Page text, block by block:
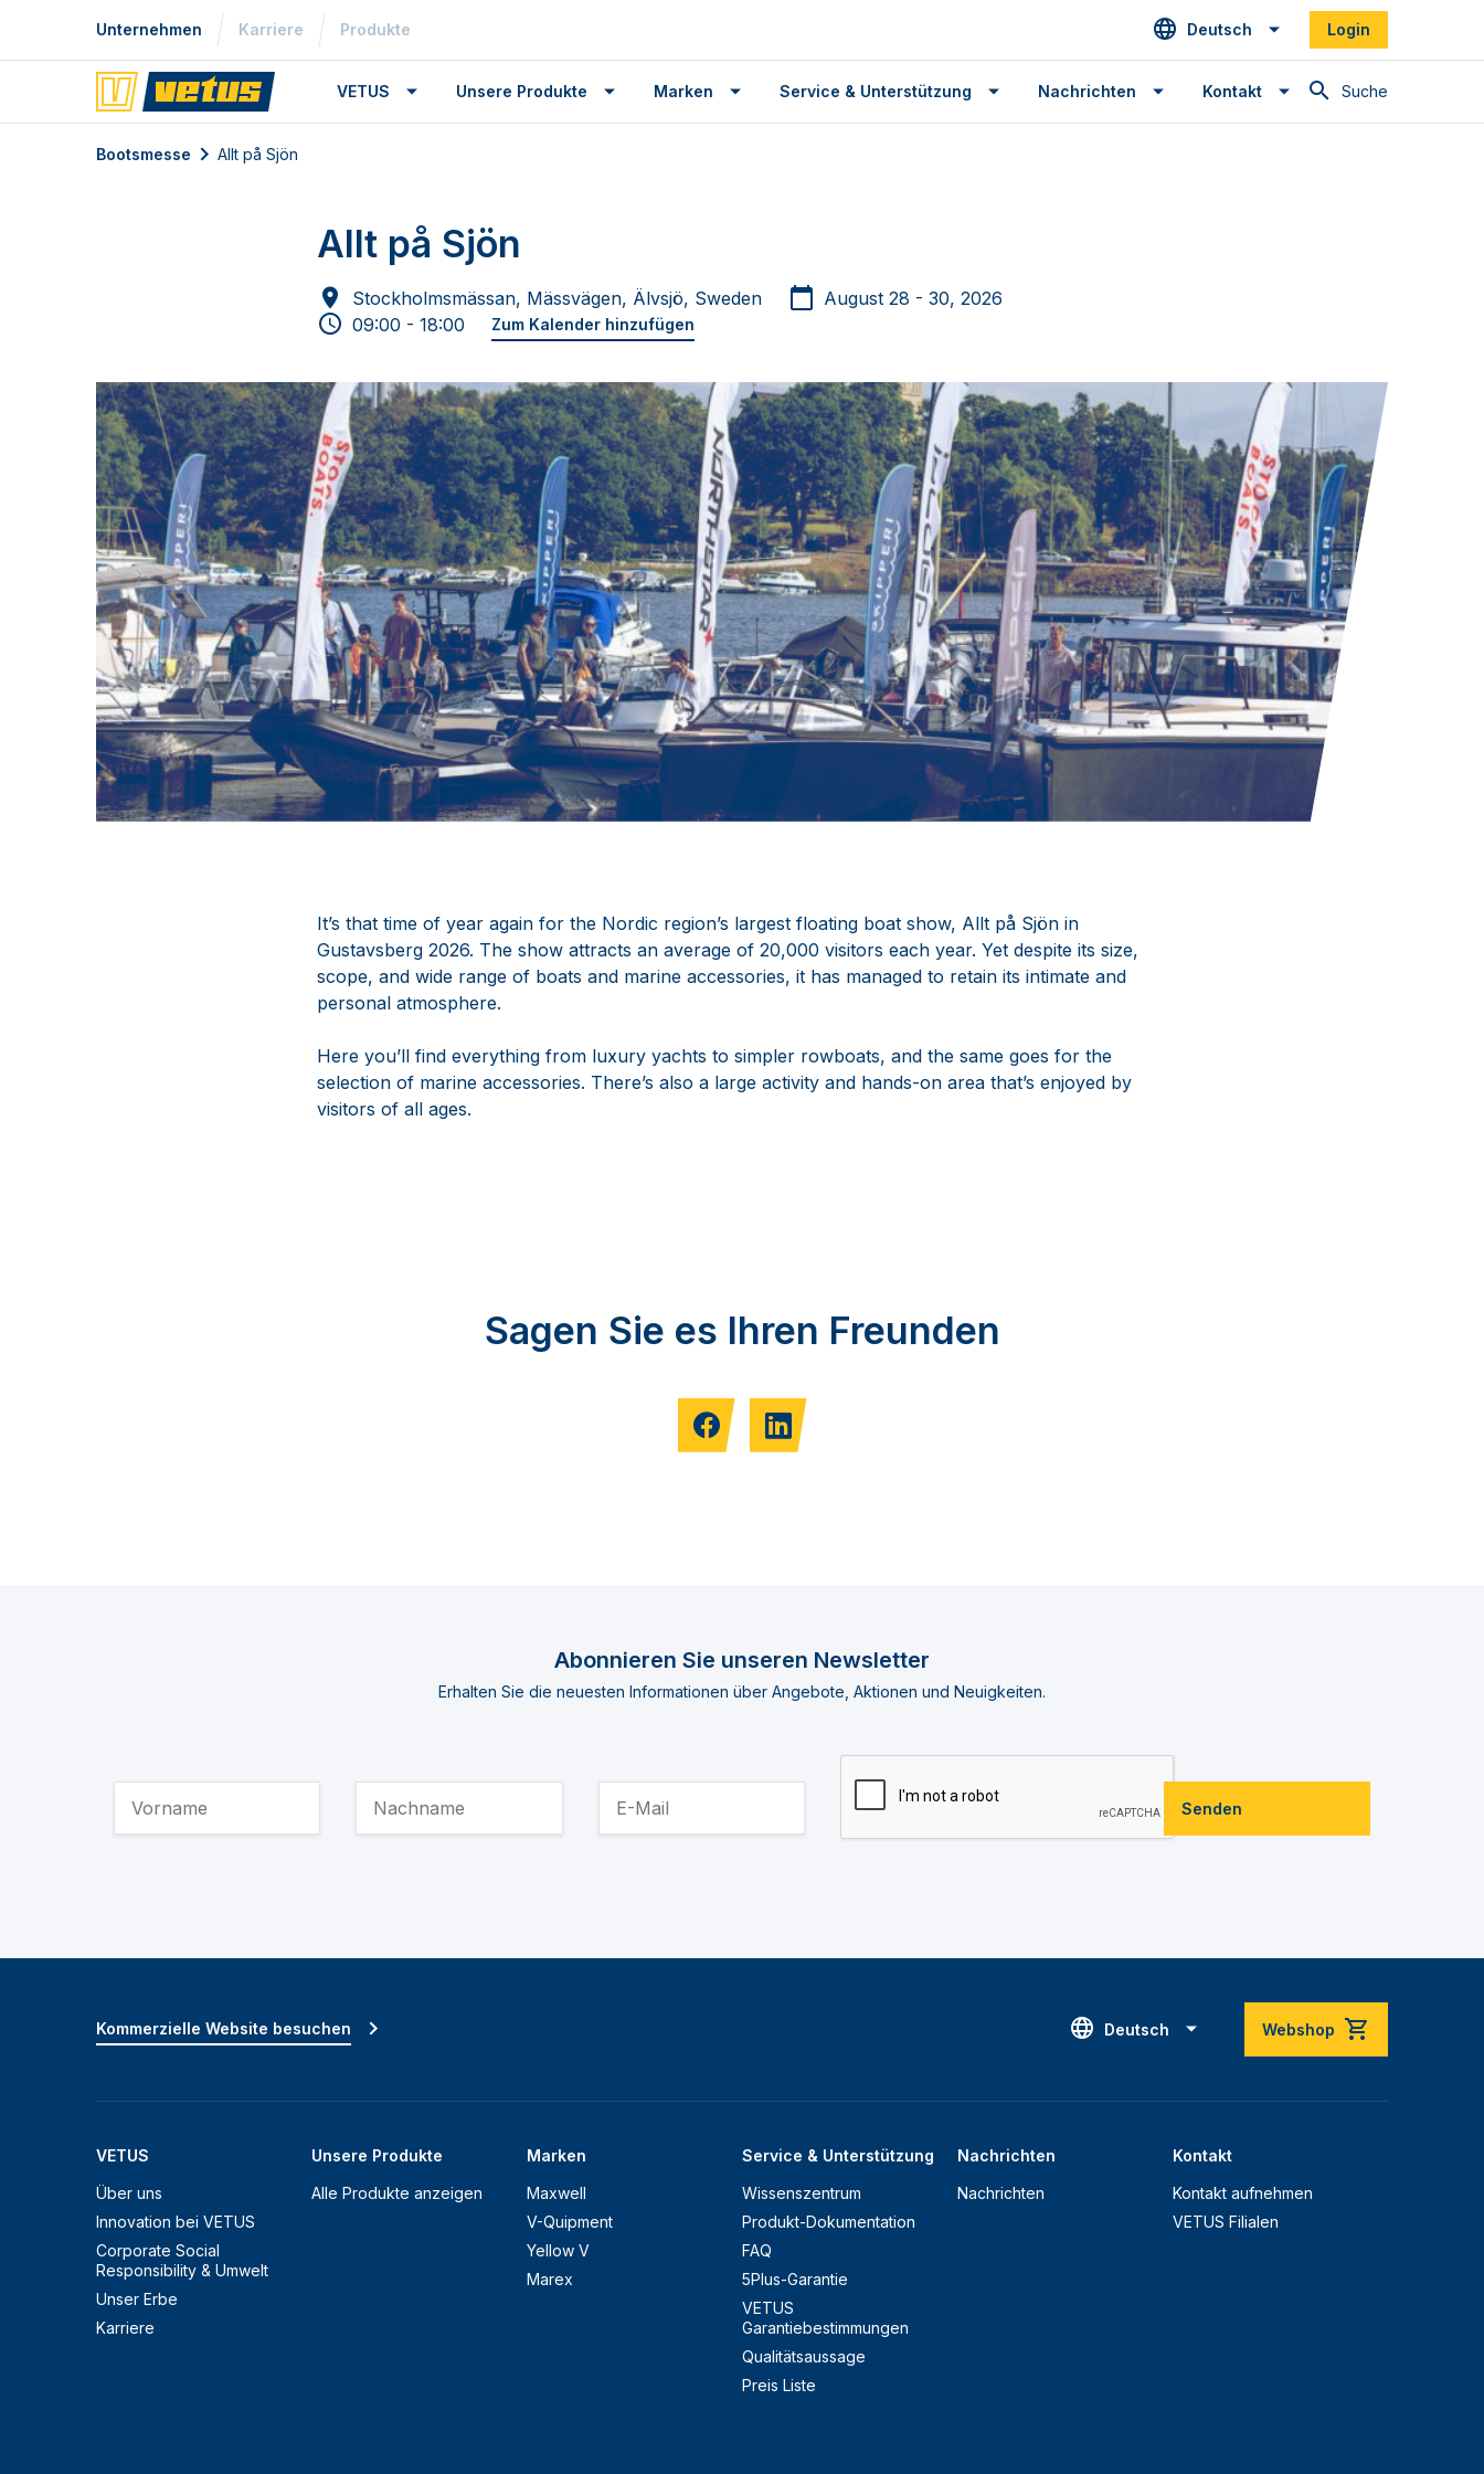
Unternehmen Karriere Produkte Deutsch Login
Suche
VETUS Unsere Produkte Marken Service & Unterstützung Nachrichten Kontakt
Bootsmesse Allt på Sjön
Allt på Sjön
Stockholmsmässan, Mässvägen, Älvsjö, Sweden
August 28 - 30, 2026
09:00 - 18:00
Zum Kalender hinzufügen
It’s that time of year again for the Nordic region’s largest floating boat show, Allt på Sjön in
Gustavsberg 2026. The show attracts an average of 20,000 visitors each year. Yet despite its size,
scope, and wide range of boats and marine accessories, it has managed to retain its intimate and
personal atmosphere.
Here you’ll find everything from luxury yachts to simpler rowboats, and the same goes for the
selection of marine accessories. There’s also a large activity and hands-on area that’s enjoyed by
visitors of all ages.
Sagen Sie es Ihren Freunden
Abonnieren Sie unseren Newsletter
Erhalten Sie die neuesten Informationen über Angebote, Aktionen und Neuigkeiten.
Senden
Deutsch Webshop
VETUS
Über uns
Innovation bei VETUS
Corporate Social
Responsibility & Umwelt
Unser Erbe
Karriere
Unsere Produkte
Alle Produkte anzeigen
Marken
Maxwell
V-Quipment
Yellow V
Marex
Service & Unterstützung
Wissenszentrum
Produkt-Dokumentation
FAQ
5Plus-Garantie
VETUS
Garantiebestimmungen
Qualitätsaussage
Preis Liste
Nachrichten
Nachrichten
Kontakt
Kontakt aufnehmen
VETUS Filialen
Kommerzielle Website besuchen